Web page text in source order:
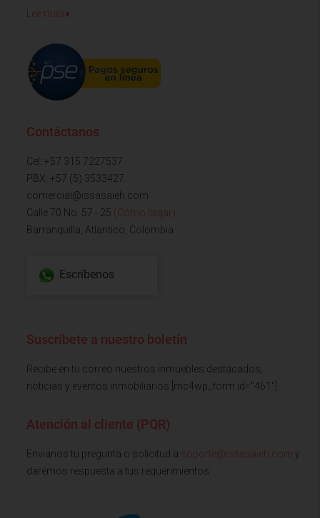
Lee mas
Contáctanos
Cel: +57 315 7227537
PBX: +57 (5) 3533427
comercial@issasaieh.com
Calle 70 No. 57 - 25 (Cómo llegar)
Barranquilla, Atlantico, Colombia
Escríbenos
Suscríbete a nuestro boletín
Recibe en tu correo nuestros inmuebles destacados,
noticias y eventos inmobiliarios [mc4wp_form id="461"]
Atención al cliente (PQR)
Envianos tu pregunta o solicitud a soporte@issasaieh.com y
daremos respuesta a tus requerimientos